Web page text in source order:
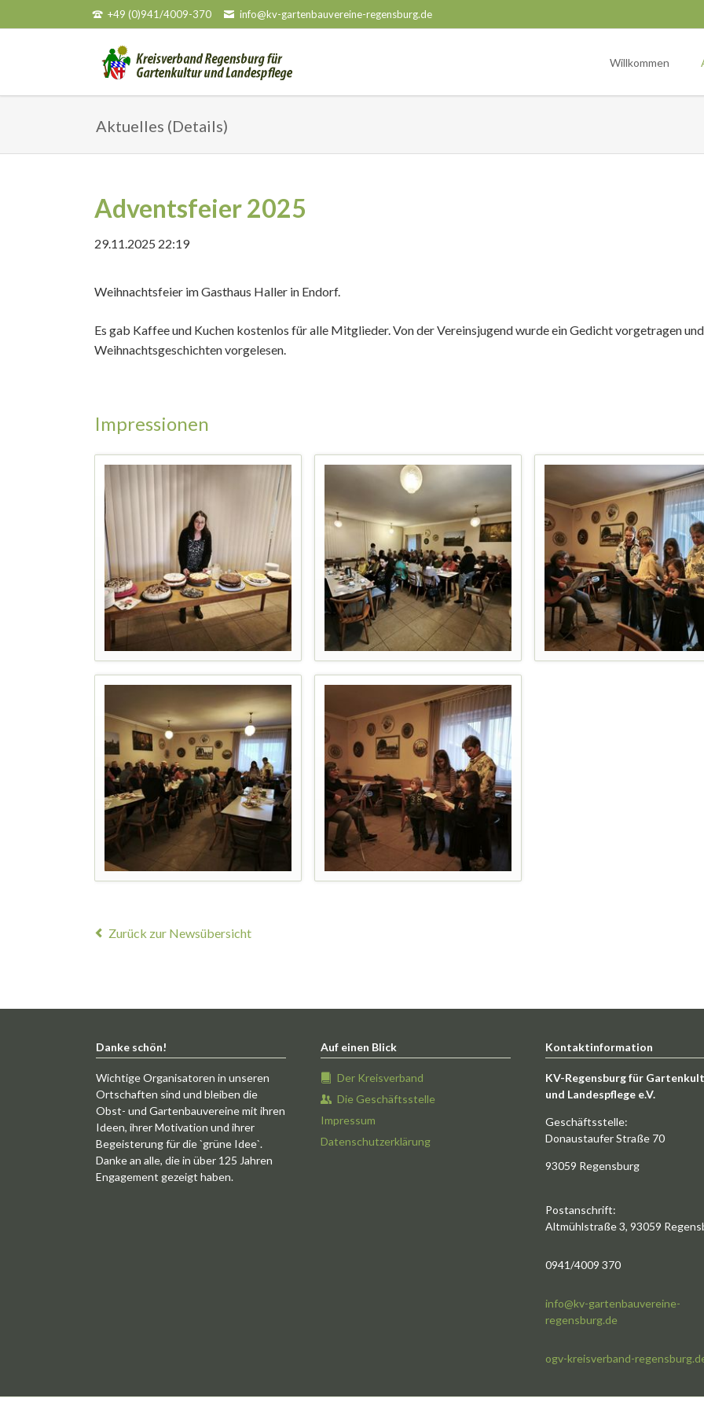
+49 (0)941/4009-370 info@kv-gartenbauvereine-regensburg.de
Willkommen
Aktuelles (Details)
Adventsfeier 2025
29.11.2025 22:19
Weihnachtsfeier im Gasthaus Haller in Endorf.
Es gab Kaffee und Kuchen kostenlos für alle Mitglieder. Von der Vereinsjugend wurde ein Gedicht vorgetragen
Weihnachtsgeschichten vorgelesen.
Impressionen
Zurück zur Newsübersicht
Danke schön!
Wichtige Organisatoren in unseren
Ortschaften sind und bleiben die
Obst- und Gartenbauvereine mit ihren
Ideen, ihrer Motivation und ihrer
Begeisterung für die `grüne Idee`.
Danke an alle, die in über 125 Jahren
Engagement gezeigt haben.
Auf einen Blick
Der Kreisverband
Die Geschäftsstelle
Impressum
Datenschutzerklärung
Kontaktinformation
KV-Regensburg für
und Landespflege e.V.
Geschäftsstelle:
Donaustaufer Straße 70
93059 Regensburg
Postanschrift:
Altmühlstraße 3, 93059
0941/4009 370
info@kv-gartenbauvereine-
regensburg.de
ogv-kreisverband-